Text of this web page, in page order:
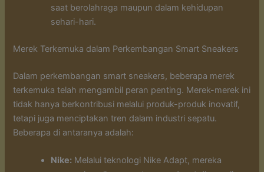
saat berolahraga maupun dalam kehidupan
sehari-hari.
Merek Terkemuka dalam Perkembangan Smart Sneakers
Dalam perkembangan smart sneakers, beberapa merek
terkemuka telah mengambil peran penting. Merek-merek ini
tidak hanya berkontribusi melalui produk-produk inovatif,
tetapi juga menciptakan tren dalam industri sepatu.
Beberapa di antaranya adalah:
Nike: Melalui teknologi Nike Adapt, mereka